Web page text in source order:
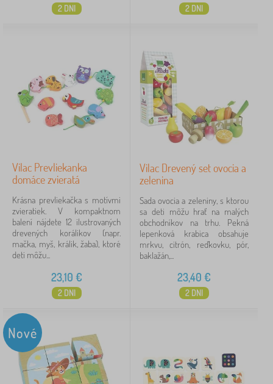
2 DNI 2 DNI
Vilac Prevliekanka
domáce zvieratá
Krásna prevliekačka s motívmi
zvieratiek. V kompaktnom
balení nájdete 12 ilustrovaných
drevených korálikov (napr.
mačka, myš, králik, žaba), ktoré
deti môžu...
23,10 €
2 DNI
Vilac Drevený set ovocia a
zelenina
Sada ovocia a zeleniny, s ktorou
sa deti môžu hrať na malých
obchodníkov na trhu. Pekná
lepenková krabica obsahuje
mrkvu, citrón, reďkovku, pór,
baklažán,...
23,40 €
2 DNI
Nové